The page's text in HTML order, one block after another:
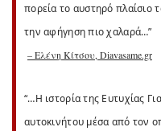
πορεία το αυστηρό πλαίσιο
την αφήγηση πιο χαλαρά…”
– Ελένη Κίτσου, Diavasame.gr
“…Η ιστορία της Ευτυχίας
αυτοκινήτου μέσα από τον